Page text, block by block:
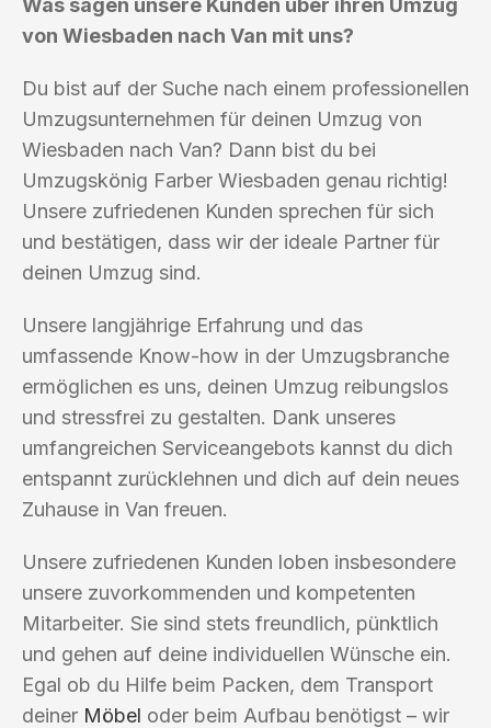
Was sagen unsere Kunden über ihren Umzug
von Wiesbaden nach Van mit uns?
Du bist auf der Suche nach einem professionellen
Umzugsunternehmen für deinen Umzug von
Wiesbaden nach Van? Dann bist du bei
Umzugskönig Farber Wiesbaden genau richtig!
Unsere zufriedenen Kunden sprechen für sich
und bestätigen, dass wir der ideale Partner für
deinen Umzug sind.
Unsere langjährige Erfahrung und das
umfassende Know-how in der Umzugsbranche
ermöglichen es uns, deinen Umzug reibungslos
und stressfrei zu gestalten. Dank unseres
umfangreichen Serviceangebots kannst du dich
entspannt zurücklehnen und dich auf dein neues
Zuhause in Van freuen.
Unsere zufriedenen Kunden loben insbesondere
unsere zuvorkommenden und kompetenten
Mitarbeiter. Sie sind stets freundlich, pünktlich
und gehen auf deine individuellen Wünsche ein.
Egal ob du Hilfe beim Packen, dem Transport
deiner Möbel oder beim Aufbau benötigst – wir